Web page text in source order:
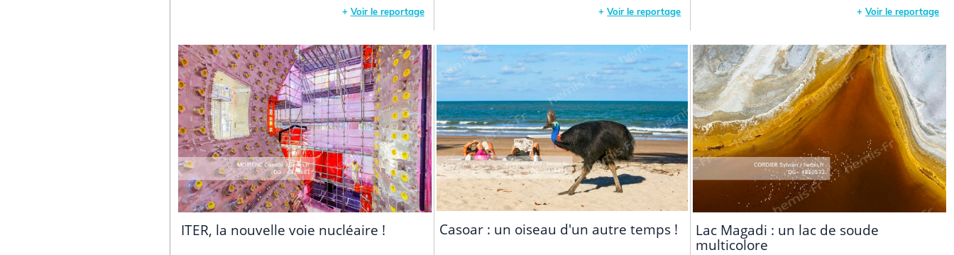
+ Voir le reportage +Voir le reportage + Voir le reportage
ITER, la nouvelle voie nucléaire ! Casoar : un oiseau d'un autre temps !
Lac Magadi : un lac de soude
multicolore